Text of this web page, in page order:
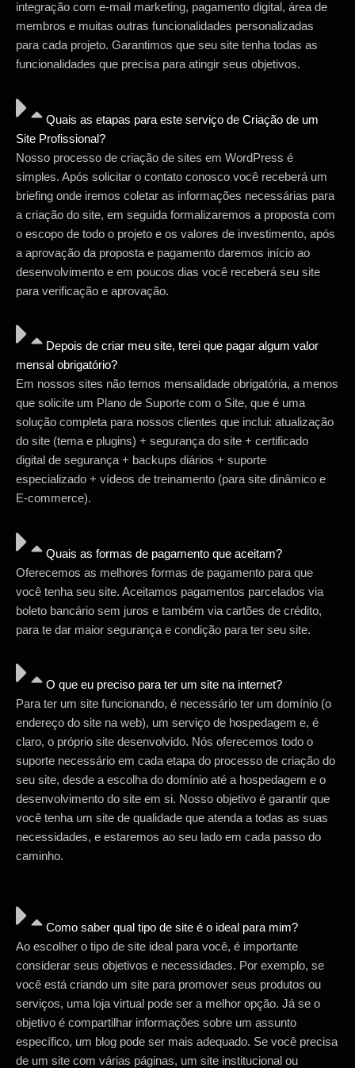
integração com e-mail marketing, pagamento digital, área de
membros e muitas outras funcionalidades personalizadas
para cada projeto. Garantimos que seu site tenha todas as
funcionalidades que precisa para atingir seus objetivos.
Quais as etapas para este serviço de Criação de um
Site Profissional?
Nosso processo de criação de sites em WordPress é
simples. Após solicitar o contato conosco você receberá um
briefing onde iremos coletar as informações necessárias para
a criação do site, em seguida formalizaremos a proposta com
o escopo de todo o projeto e os valores de investimento, após
a aprovação da proposta e pagamento daremos início ao
desenvolvimento e em poucos dias você receberá seu site
para verificação e aprovação.
Depois de criar meu site, terei que pagar algum valor
mensal obrigatório?
Em nossos sites não temos mensalidade obrigatória, a menos
que solicite um Plano de Suporte com o Site, que é uma
solução completa para nossos clientes que inclui: atualização
do site (tema e plugins) + segurança do site + certificado
digital de segurança + backups diários + suporte
especializado + vídeos de treinamento (para site dinâmico e
E-commerce).
Quais as formas de pagamento que aceitam?
Oferecemos as melhores formas de pagamento para que
você tenha seu site. Aceitamos pagamentos parcelados via
boleto bancário sem juros e também via cartões de crédito,
para te dar maior segurança e condição para ter seu site.
O que eu preciso para ter um site na internet?
Para ter um site funcionando, é necessário ter um domínio (o
endereço do site na web), um serviço de hospedagem e, é
claro, o próprio site desenvolvido. Nós oferecemos todo o
suporte necessário em cada etapa do processo de criação do
seu site, desde a escolha do domínio até a hospedagem e o
desenvolvimento do site em si. Nosso objetivo é garantir que
você tenha um site de qualidade que atenda a todas as suas
necessidades, e estaremos ao seu lado em cada passo do
caminho.
Como saber qual tipo de site é o ideal para mim?
Ao escolher o tipo de site ideal para você, é importante
considerar seus objetivos e necessidades. Por exemplo, se
você está criando um site para promover seus produtos ou
serviços, uma loja virtual pode ser a melhor opção. Já se o
objetivo é compartilhar informações sobre um assunto
específico, um blog pode ser mais adequado. Se você precisa
de um site com várias páginas, um site institucional ou